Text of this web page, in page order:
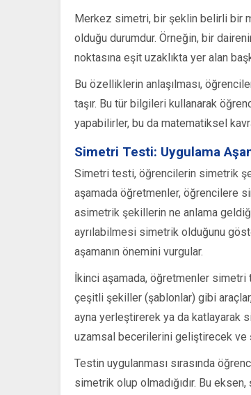
Merkez simetri, bir şeklin belirli bir
olduğu durumdur. Örneğin, bir
noktasına eşit uzaklıkta yer alan
Bu özelliklerin anlaşılması,
taşır. Bu tür bilgileri kullanarak
yapabilirler, bu da matematiksel
Simetri Testi: Uygulama
Simetri testi, öğrencilerin simetrik
aşamada öğretmenler, öğrencilere
asimetrik şekillerin ne anlama
ayrılabilmesi simetrik olduğunu
aşamanın önemini vurgular.
İkinci aşamada, öğretmenler
çeşitli şekiller (şablonlar) gibi
ayna yerleştirerek ya da katlayarak
uzamsal becerilerini geliştirecek ve
Testin uygulanması sırasında
simetrik olup olmadığıdır. Bu